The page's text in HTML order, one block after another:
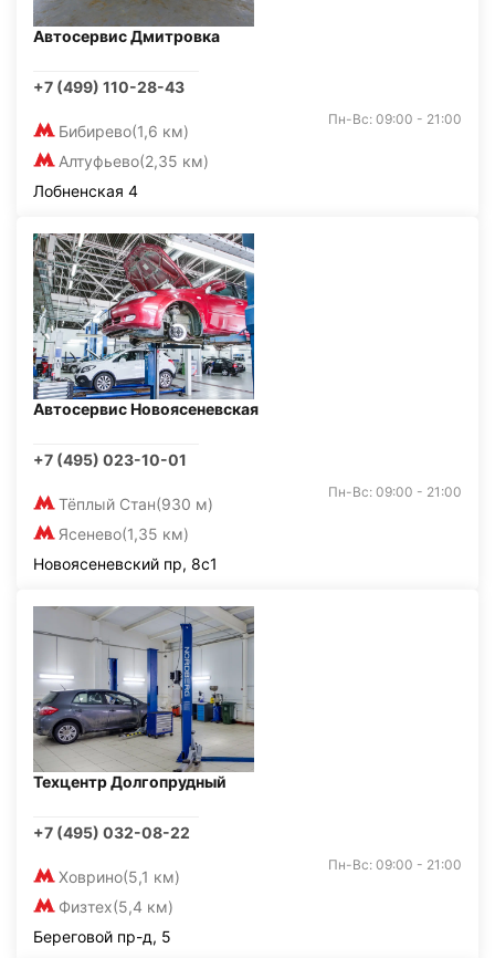
Автосервис Дмитровка
+7 (499) 110-28-43
Бибирево(1,6 км)
Алтуфьево(2,35 км)
Пн-Вс: 09:00 - 21:00
Лобненская 4
Автосервис Новоясеневская
+7 (495) 023-10-01
Тёплый Стан(930 м)
Ясенево(1,35 км)
Пн-Вс: 09:00 - 21:00
Новоясеневский пр, 8с1
Техцентр Долгопрудный
+7 (495) 032-08-22
Ховрино(5,1 км)
Физтех(5,4 км)
Пн-Вс: 09:00 - 21:00
Береговой пр-д, 5